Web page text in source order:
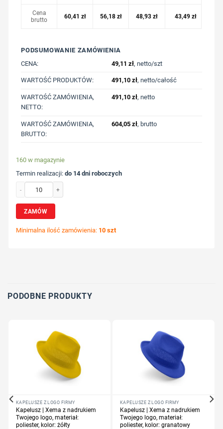
Cena
brutto
60,41 zł 56,18 zł 48,93zł 43,49zł
PODSUMOWANIE ZAMÓWIENIA
CENA:
49,11 zł, netto/szt
WARTOŚĆ PRODUKTÓW: 491,10 zł, netto/całość
WARTOŚĆ ZAMÓWIENIA,
NETTO:
491,10 zł, netto
WARTOŚĆ ZAMÓWIENIA,
BRUTTO:
604,05 zł, brutto
160 w magazynie
Termin realizacji:do 14 dni roboczych
ZAMÓW
Minimalna ilość zamówienia: 10 szt
PODOBNE PRODUKTY
KAPELUSZE Z LOGO FIRMY
Kapelusz | Xema z nadrukiem
Twojego logo, materiał:
poliester, kolor: żółty
KAPELUSZE Z LOGO FIRMY
Kapelusz | Xema z nadrukiem
Twojego logo, materiał:
poliester, kolor: granatowy